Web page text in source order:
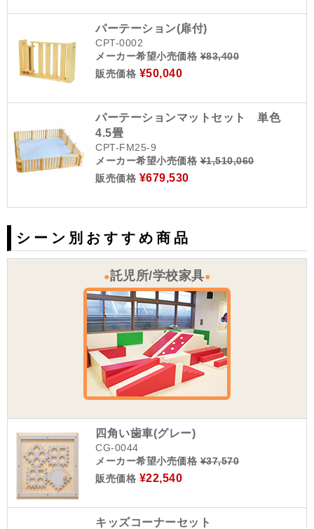
パーテーション(扉付)
CPT-0002
メーカー希望小売価格¥83,400
販売価格 ¥50,040
パーテーションマットセット 単色
4.5畳
CPT-FM25-9
メーカー希望小売価格¥1,510,060
販売価格 ¥679,530
シーン別おすすめ商品
●託児所/学校家具●
四角い歯車(グレー)
CG-0044
メーカー希望小売価格¥37,570
販売価格 ¥22,540
キッズコーナーセット